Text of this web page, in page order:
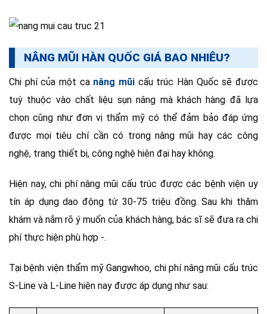
NÂNG MŨI HÀN QUỐC GIÁ BAO NHIÊU?
Chi phí của một ca nâng mũi cấu trúc Hàn Quốc sẽ được
tuỳ thuộc vào chất liệu sụn nâng mà khách hàng đã lựa
chọn cũng như đơn vị thẩm mỹ có thể đảm bảo đáp ứng
được mọi tiêu chí cần có trong nâng mũi hay các công
nghệ, trang thiết bị, công nghệ hiện đại hay không.
Hiện nay, chi phí nâng mũi cấu trúc được các bệnh viện uy
tín áp dụng dao động từ 30-75 triệu đồng. Sau khi thăm
khám và nắm rõ ý muốn của khách hàng, bác sĩ sẽ đưa ra chi
phí thực hiện phù hợp -.
Tại bệnh viện thẩm mỹ Gangwhoo, chi phí nâng mũi cấu trúc
S-Line và L-Line hiện nay được áp dụng như sau: